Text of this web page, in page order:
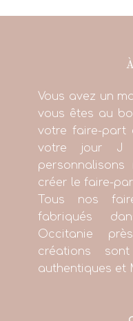
Vous avez un
vous êtes au
votre faire-part
votre jour J
créer le faire-
Tous nos
fabriqués
Occitanie
créations
authentiques et